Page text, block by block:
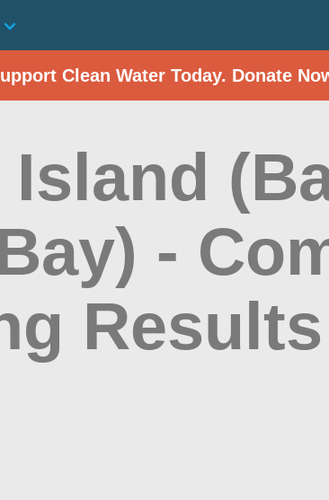
Clean Water Today. Donate
-
Results